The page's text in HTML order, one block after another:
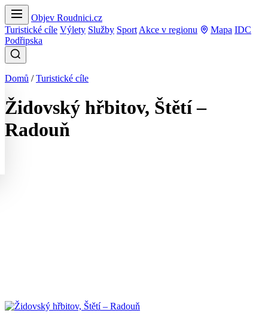
Objev Roudnici.cz
Turistické cíle Výlety Služby Sport Akce v regionu Mapa IDC
Podřipska
Domů /Turistické cíle
Židovský hřbitov, Štětí –
Radouň